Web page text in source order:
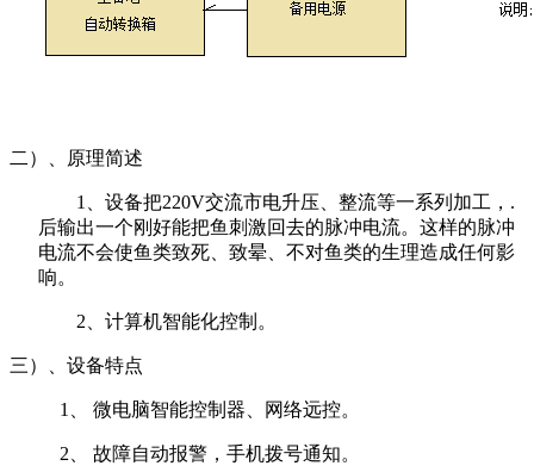
二）、原理简述
1、设备把220V交流市电升压、整流等一系列加工，.
后输出一个刚好能把鱼刺激回去的脉冲电流。这样的脉冲
电流不会使鱼类致死、致晕、不对鱼类的生理造成任何影
响。
2、计算机智能化控制。
三）、设备特点
1、 微电脑智能控制器、网络远控。
2、 故障自动报警，手机拨号通知。